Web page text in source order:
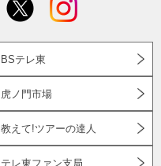
BSテレ東
虎ノ門市場
教えて!ツアーの達人
テレ東ファン支局